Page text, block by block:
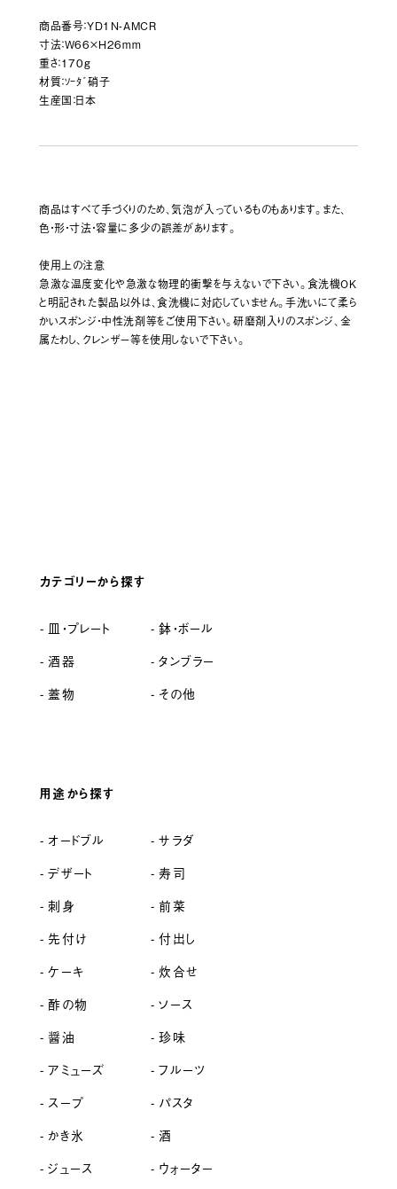
商品番号：YD1N-AMCR
寸法：W66×H26mm
重さ：170g
材質：ｿｰﾀﾞ硝子
生産国：日本
商品はすべて手づくりのため、気泡が入っているものもあります。また、
色・形・寸法・容量に多少の誤差があります。
使用上の注意
急激な温度変化や急激な物理的衝撃を与えないで下さい。食洗機OK
と明記された製品以外は、食洗機に対応していません。手洗いにて柔ら
かいスポンジ・中性洗剤等をご使用下さい。研磨剤入りのスポンジ、金
属たわし、クレンザー等を使用しないで下さい。
カテゴリーから探す
皿・プレート
鉢・ボール
酒器
タンブラー
蓋物
その他
用途から探す
オードブル
サラダ
デザート
寿司
刺身
前菜
先付け
付出し
ケーキ
炊合せ
酢の物
ソース
醤油
珍味
アミューズ
フルーツ
スープ
パスタ
かき氷
酒
ジュース
ウォーター